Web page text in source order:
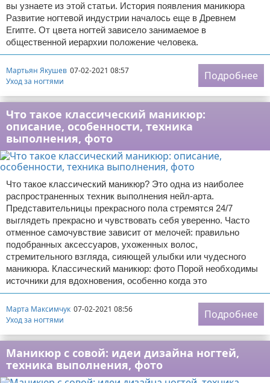
вы узнаете из этой статьи. История появления маникюра
Развитие ногтевой индустрии началось еще в Древнем
Египте. От цвета ногтей зависело занимаемое в
общественной иерархии положение человека.
Мартьян Якушев 07-02-2021 08:57
Уход за ногтями
Подробнее
Что такое классический маникюр:
описание, особенности, техника
выполнения, фото
Что такое классический маникюр? Это одна из наиболее
распространенных техник выполнения нейл-арта.
Представительницы прекрасного пола стремятся 24/7
выглядеть прекрасно и чувствовать себя уверенно. Часто
отменное самочувствие зависит от мелочей: правильно
подобранных аксессуаров, ухоженных волос,
стремительного взгляда, сияющей улыбки или чудесного
маникюра. Классический маникюр: фото Порой необходимы
источники для вдохновения, особенно когда это
Марта Максимчук 07-02-2021 08:56
Уход за ногтями
Подробнее
Маникюр с совой: идеи дизайна ногтей,
техника выполнения, фото